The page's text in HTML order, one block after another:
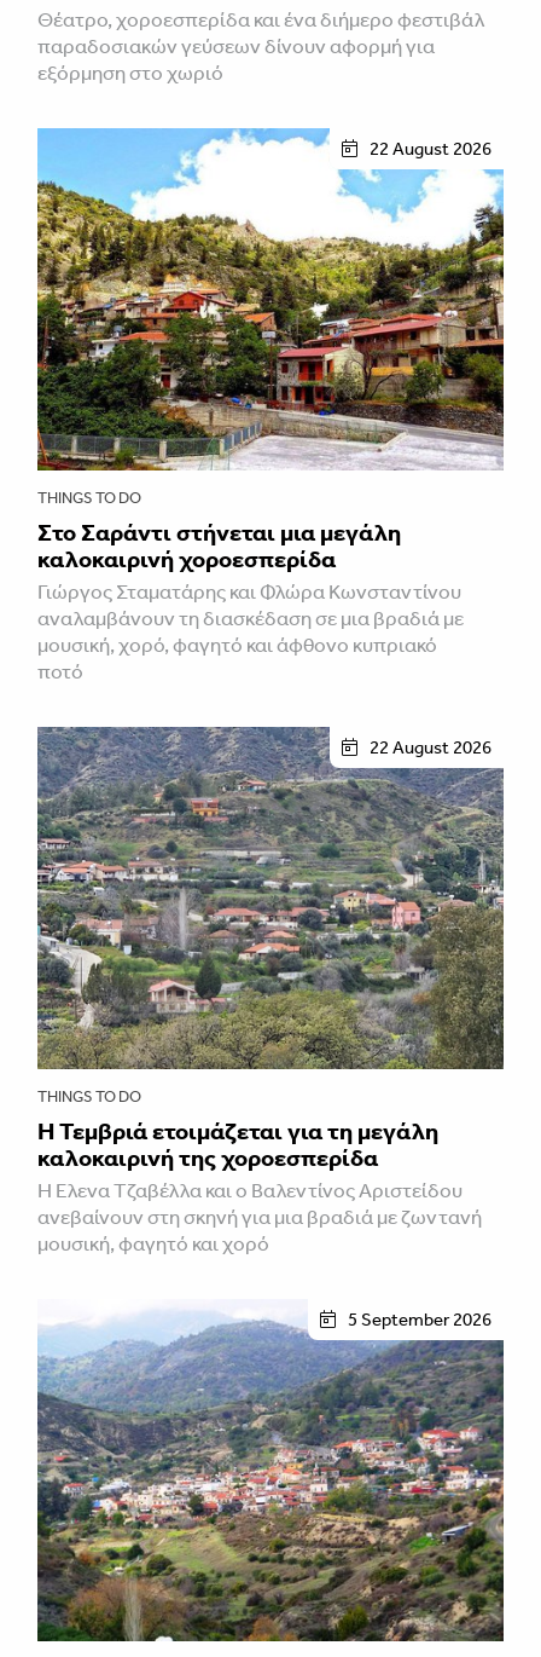
Θέατρο, χοροεσπερίδα και ένα διήμερο φεστιβάλ
παραδοσιακών γεύσεων δίνουν αφορμή για
εξόρμηση στο χωριό
22 August 2026
THINGS TO DO
Στο Σαράντι στήνεται μια μεγάλη
καλοκαιρινή χοροεσπερίδα
Γιώργος Σταματάρης και Φλώρα Κωνσταντίνου
αναλαμβάνουν τη διασκέδαση σε μια βραδιά με
μουσική, χορό, φαγητό και άφθονο κυπριακό
ποτό
22 August 2026
THINGS TO DO
Η Τεμβριά ετοιμάζεται για τη μεγάλη
καλοκαιρινή της χοροεσπερίδα
Η Έλενα Τζαβέλλα και ο Βαλεντίνος Αριστείδου
ανεβαίνουν στη σκηνή για μια βραδιά με ζωντανή
μουσική, φαγητό και χορό
5 September 2026